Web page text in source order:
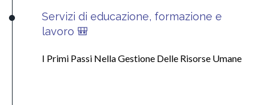
Servizi di educazione, formazione e
lavoro 🎒
I Primi Passi Nella Gestione Delle Risorse Umane